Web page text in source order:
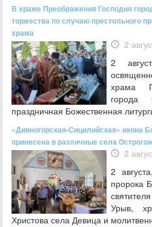
В храме Преображения Господня
торжества по случаю престольного
храма
2
2
храма
города
праздничная Божественная
«Дивногорская-Сицилийская» икона
принесена в различные села
2
2
пророка
Урыв,
Христова села Девица и